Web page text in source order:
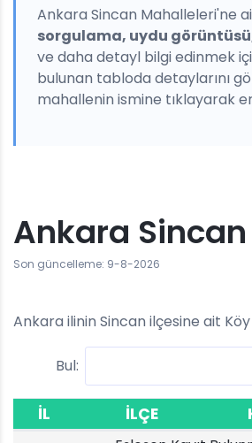
Ankara Sincan Mahalleleri'ne
sorgulama, uydu
ve daha detayl bilgi edinmek
bulunan tabloda detaylarını
mahallenin ismine tıklayarak
Ankara
Son güncelleme: 9-8-2026
Ankara ilinin Sincan ilçesine ait
Bul:
İL İLÇE